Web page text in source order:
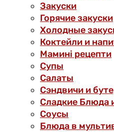
Закуски
Горячие закуски
Холодные
Коктейли и
Мамині рецепти
Супы
Салаты
Сэндвичи и
Сладкие Блюда
Соусы
Блюда в